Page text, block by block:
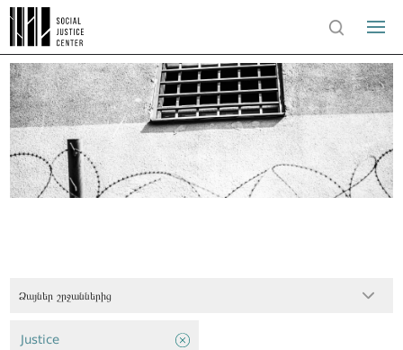
Ձայներ շրջաններից
Justice